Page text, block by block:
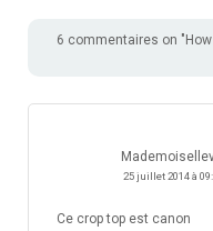
6 commentaires on
25 juillet 2014 à
Ce crop top est canon